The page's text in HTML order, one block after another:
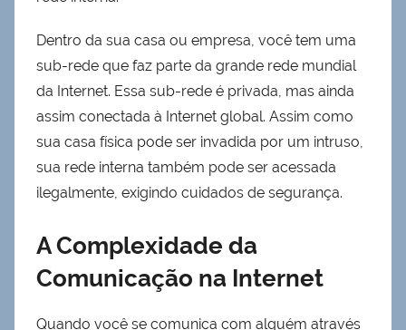
Dentro da sua casa ou empresa, você tem uma
sub-rede que faz parte da grande rede mundial
da Internet. Essa sub-rede é privada, mas ainda
assim conectada à Internet global. Assim como
sua casa física pode ser invadida por um intruso,
sua rede interna também pode ser acessada
ilegalmente, exigindo cuidados de segurança.
A Complexidade da
Comunicação na Internet
Quando você se comunica com alguém através